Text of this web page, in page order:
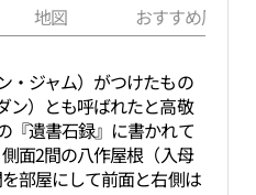
地図 おすすめ周辺
・ジャム）がつけたもの
ン）とも呼ばれたと高敬
『遺書石録』に書かれて
面2間の八作屋根（入母
部屋にして前面と右側は